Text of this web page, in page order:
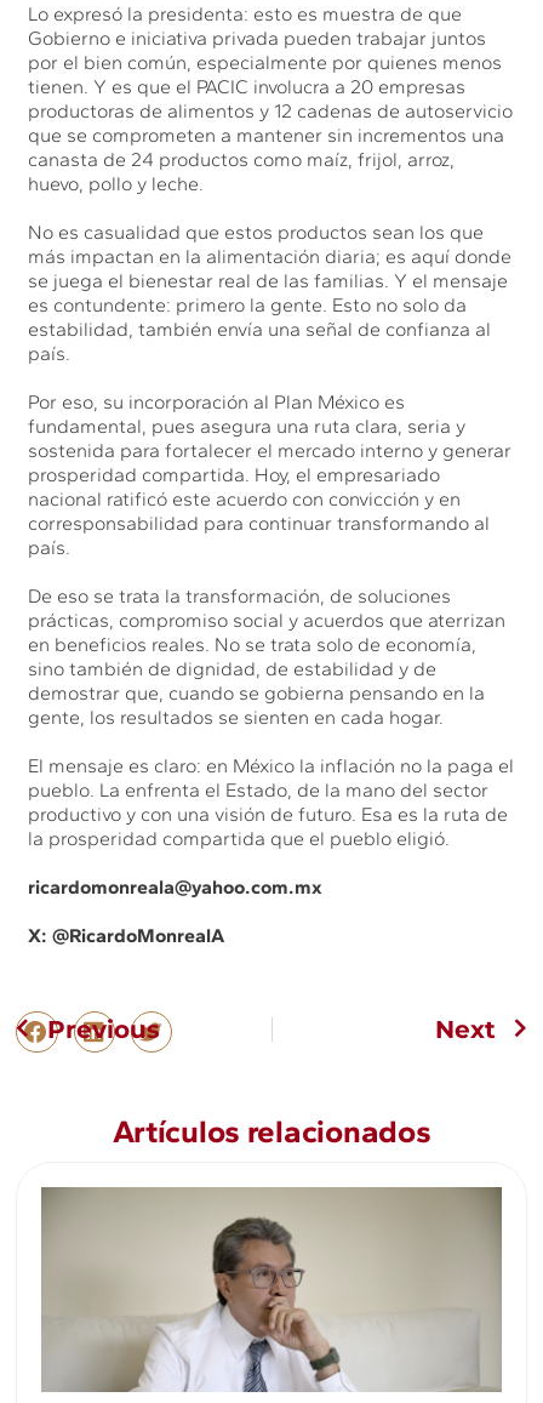
Lo expresó la presidenta: esto es muestra de que
Gobierno e iniciativa privada pueden trabajar juntos
por el bien común, especialmente por quienes menos
tienen. Y es que el PACIC involucra a 20 empresas
productoras de alimentos y 12 cadenas de autoservicio
que se comprometen a mantener sin incrementos una
canasta de 24 productos como maíz, frijol, arroz,
huevo, pollo y leche.
No es casualidad que estos productos sean los que
más impactan en la alimentación diaria; es aquí donde
se juega el bienestar real de las familias. Y el mensaje
es contundente: primero la gente. Esto no solo da
estabilidad, también envía una señal de confianza al
país.
Por eso, su incorporación al Plan México es
fundamental, pues asegura una ruta clara, seria y
sostenida para fortalecer el mercado interno y generar
prosperidad compartida. Hoy, el empresariado
nacional ratificó este acuerdo con convicción y en
corresponsabilidad para continuar transformando al
país.
De eso se trata la transformación, de soluciones
prácticas, compromiso social y acuerdos que aterrizan
en beneficios reales. No se trata solo de economía,
sino también de dignidad, de estabilidad y de
demostrar que, cuando se gobierna pensando en la
gente, los resultados se sienten en cada hogar.
El mensaje es claro: en México la inflación no la paga el
pueblo. La enfrenta el Estado, de la mano del sector
productivo y con una visión de futuro. Esa es la ruta de
la prosperidad compartida que el pueblo eligió.
ricardomonreala@yahoo.com.mx
X: @RicardoMonrealA
Previous Next
Artículos relacionados